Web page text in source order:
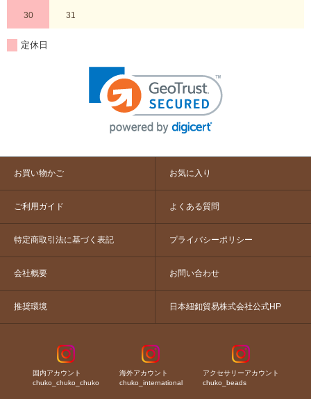
30 31
定休日
お買い物かご お気に入り
ご利用ガイド よくある質問
特定商取引法に基づく表記 プライバシーポリシー
会社概要 お問い合わせ
推奨環境 日本紐釦貿易株式会社公式HP
国内アカウント
chuko_chuko_chuko
海外アカウント
chuko_international
アクセサリーアカウント
chuko_beads